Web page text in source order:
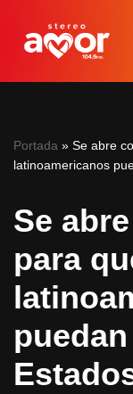
Saltar
Portada » Se abre
latinoamericanos
Se
para